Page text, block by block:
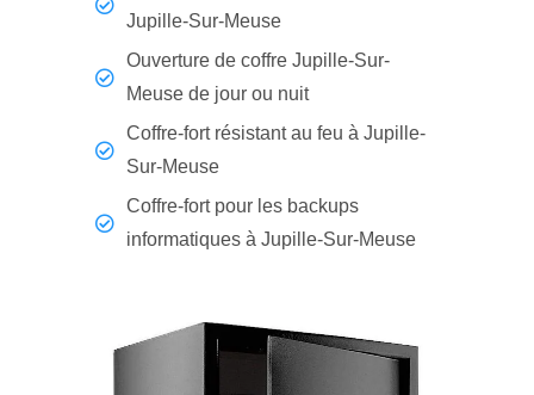
Jupille-Sur-Meuse
Ouverture de coffre Jupille-Sur-
Meuse de jour ou nuit
Coffre-fort résistant au feu à Jupille-
Sur-Meuse
Coffre-fort pour les backups
informatiques à Jupille-Sur-Meuse